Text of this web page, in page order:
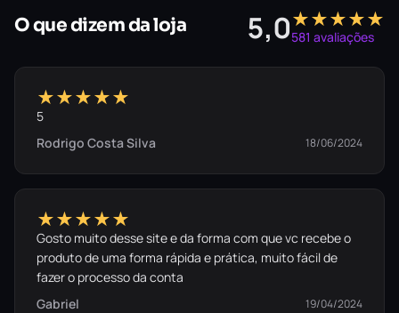
modernos e os gráficos originais poligonais a
O Pacote de Nosgoth Inclui:
O que dizem da loja 5,0★★★★★
581 avaliações
★★★★★
5
Rodrigo Costa Silva
18/06/2024
★★★★★
Gosto muito desse site e da forma com que vc recebe o
produto de uma forma rápida e prática, muito fácil de
fazer o processo da conta
Gabriel
19/04/2024